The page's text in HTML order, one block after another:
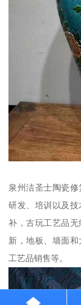
泉州洁圣士陶瓷
研发、培训以及
补，古玩工艺品
新，地板、墙面和
工艺品销售等。